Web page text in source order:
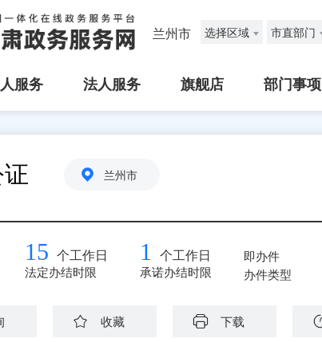
兰州市 选择区域 市直部门
服务 法人服务 旗舰店 部门事项
兰州市
15 个工作日
法定办结时限
1 个工作日
承诺办结时限
即办件
办件类型
收藏 下载